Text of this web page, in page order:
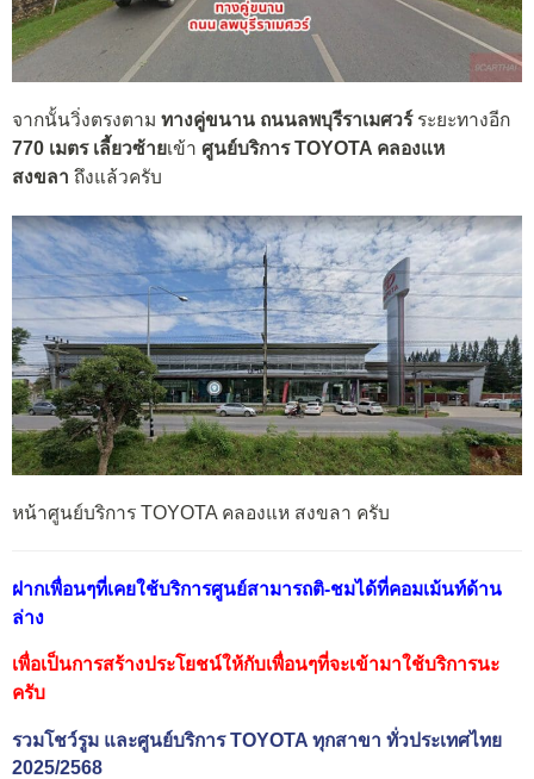
จากนั้นวิ่งตรงตาม ทางคู่ขนาน ถนนลพบุรีราเมศวร์ระยะทางอีก
770 เมตร เลี้ยวซ้ายเข้า ศูนย์บริการ TOYOTA คลองแห
สงขลา ถึงแล้วครับ
หน้าศูนย์บริการ TOYOTA คลองแห สงขลา ครับ
ฝากเพื่อนๆที่เคยใช้บริการศูนย์สามารถติ-ชมได้ที่คอมเม้นท์ด้าน
ล่าง
เพื่อเป็นการสร้างประโยชน์ให้กับเพื่อนๆที่จะเข้ามาใช้บริการนะ
ครับ
รวมโชว์รูม และศูนย์บริการ TOYOTA ทุกสาขา ทั่วประเทศไทย
2025/2568